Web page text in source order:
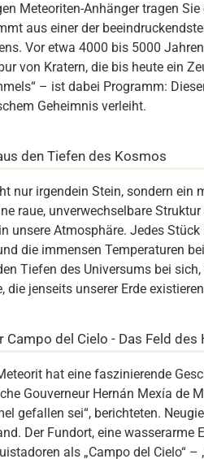
Meteoriten-Anhänger tragen
aus einer der
Vor etwa 4000 bis 5000
von Kratern, die bis heute ein
– ist dabei Programm:
Geheimnis verleiht.
den Tiefen des Kosmos
nur irgendein Stein, sondern
raue, unverwechselbare
unsere Atmosphäre. Jedes
die immensen Temperaturen
Tiefen des Universums bei
die jenseits unserer Erde
Campo del Cielo - Das Feld des
hat eine faszinierende
Gouverneur Hernán Mexía de
gefallen sei“, berichteten.
Der Fundort, eine wasserarme
als „Campo del Cielo“